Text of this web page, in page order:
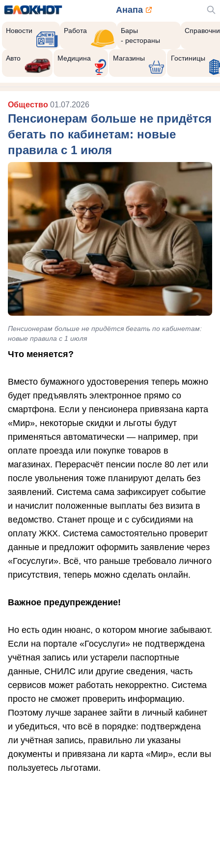
Анапа
Новости Работа
Бары
- рестораны
Авто Медицина Магазины Гостиницы
Общество 01.07.2026
Пенсионерам больше не придётся
бегать по кабинетам: новые
правила с 1 июля
Пенсионерам больше не придётся бегать по кабинетам:
новые правила с 1 июля
Что меняется?
Вместо бумажного удостоверения теперь можно
будет предъявлять электронное прямо со
смартфона. Если у пенсионера привязана карта
«Мир», некоторые скидки и льготы будут
применяться автоматически — например, при
оплате проезда или покупке товаров в
магазинах. Перерасчёт пенсии после 80 лет или
после увольнения тоже планируют делать без
заявлений. Система сама зафиксирует событие
и начислит положенные выплаты без визита в
ведомство. Станет проще и с субсидиями на
оплату ЖКХ. Система самостоятельно проверит
данные и предложит оформить заявление через
«Госуслуги». Всё, что раньше требовало личного
присутствия, теперь можно сделать онлайн.
Важное предупреждение!
Но есть один нюанс, о котором многие забывают.
Если на портале «Госуслуги» не подтверждена
учётная запись или устарели паспортные
данные, СНИЛС или другие сведения, часть
сервисов может работать некорректно. Система
просто не сможет проверить информацию.
Поэтому лучше заранее зайти в личный кабинет
и убедиться, что всё в порядке: подтверждена
ли учётная запись, правильно ли указаны
документы и привязана ли карта «Мир», если вы
пользуетесь льготами.